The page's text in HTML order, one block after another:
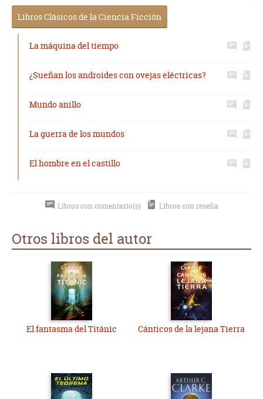
Libros Clásicos de la Ciencia Ficción
La máquina del tiempo
¿Sueñan los androides con ovejas eléctricas?
Mundo anillo
La guerra de los mundos
El hombre en el castillo
Libros con comentario(s) Libros con reseña
Otros libros del autor
El fantasma del Titánic Cánticos de la lejana Tierra